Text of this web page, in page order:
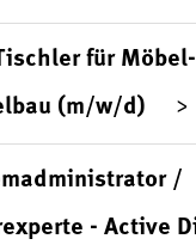
für
(m/w/d)
/
- Active